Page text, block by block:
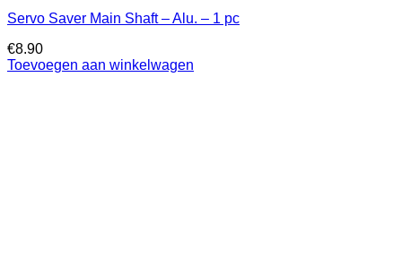
Servo Saver Main Shaft – Alu. – 1 pc
€8.90
Toevoegen aan winkelwagen